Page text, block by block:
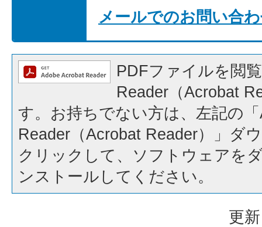
メールでのお問い合
PDFファイルを閲
Reader（Acrobat
す。お持ちでない方は、左記の
Reader（Acrobat Reader）」ダ
クリックして、ソフトウェアを
ンストールしてください。
更